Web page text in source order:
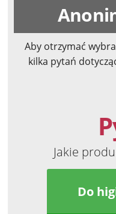
Aby otrzymać
kilka pytań
Jakie
Do